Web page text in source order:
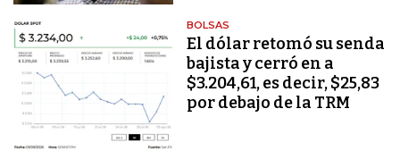
BOLSAS
El dólar retomó su senda
bajista y cerró en a
$3.204,61, es decir, $25,83
por debajo de la TRM